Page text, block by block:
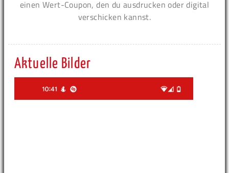
einen Wert-Coupon, den du ausdrucken oder digital
verschicken kannst.
Aktuelle Bilder